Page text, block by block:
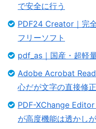
で安全に行う
PDF24 Creator｜完
フリーソフト
pdf_as｜国産・超軽
Adobe Acrobat
心だが文字の直接修
PDF-XChange
が高度機能は透かし